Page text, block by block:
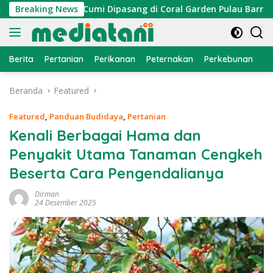
Langsung
ke
konten
Breaking News
Cumi Dipasang di Coral Garden Pulau Barrang Caddi
Berita Pertanian Perikanan Peternakan Perkebunan
Beranda Featured
Featured, Panduan Budidaya, Pertanian
Kenali Berbagai Hama dan
Penyakit Utama Tanaman Cengkeh
Beserta Cara Pengendalianya
Dirman
24 Desember 2025